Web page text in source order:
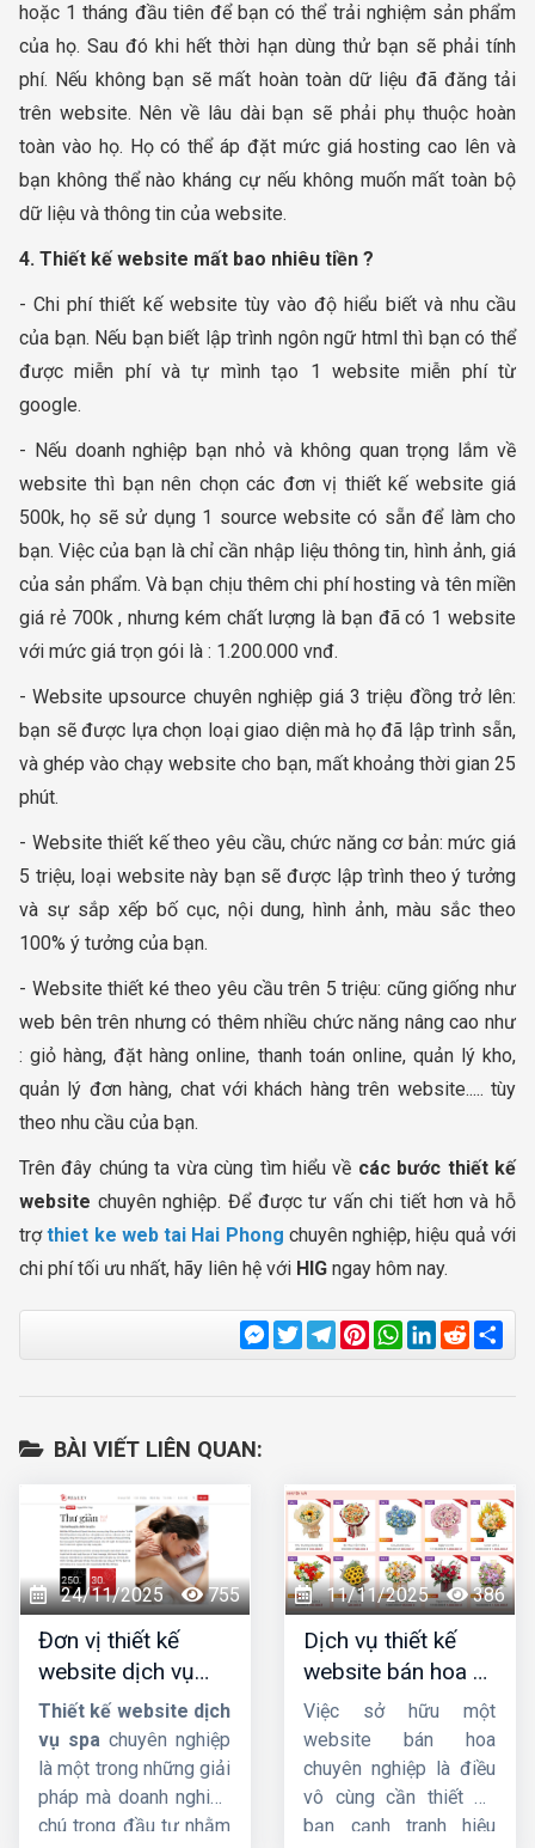
hoặc 1 tháng đầu tiên để bạn có thể trải nghiệm sản phẩm
của họ. Sau đó khi hết thời hạn dùng thử bạn sẽ phải tính
phí. Nếu không bạn sẽ mất hoàn toàn dữ liệu đã đăng tải
trên website. Nên về lâu dài bạn sẽ phải phụ thuộc hoàn
toàn vào họ. Họ có thể áp đặt mức giá hosting cao lên và
bạn không thể nào kháng cự nếu không muốn mất toàn bộ
dữ liệu và thông tin của website.
4. Thiết kế website mất bao nhiêu tiền ?
- Chi phí thiết kế website tùy vào độ hiểu biết và nhu cầu
của bạn. Nếu bạn biết lập trình ngôn ngữ html thì bạn có thể
được miễn phí và tự mình tạo 1 website miễn phí từ
google.
- Nếu doanh nghiệp bạn nhỏ và không quan trọng lắm về
website thì bạn nên chọn các đơn vị thiết kế website giá
500k, họ sẽ sử dụng 1 source website có sẵn để làm cho
bạn. Việc của bạn là chỉ cần nhập liệu thông tin, hình ảnh, giá
của sản phẩm. Và bạn chịu thêm chi phí hosting và tên miền
giá rẻ 700k , nhưng kém chất lượng là bạn đã có 1 website
với mức giá trọn gói là : 1.200.000 vnđ.
- Website upsource chuyên nghiệp giá 3 triệu đồng trở lên:
bạn sẽ được lựa chọn loại giao diện mà họ đã lập trình sẵn,
và ghép vào chạy website cho bạn, mất khoảng thời gian 25
phút.
- Website thiết kế theo yêu cầu, chức năng cơ bản: mức giá
5 triệu, loại website này bạn sẽ được lập trình theo ý tưởng
và sự sắp xếp bố cục, nội dung, hình ảnh, màu sắc theo
100% ý tưởng của bạn.
- Website thiết ké theo yêu cầu trên 5 triệu: cũng giống như
web bên trên nhưng có thêm nhiều chức năng nâng cao như
: giỏ hàng, đặt hàng online, thanh toán online, quản lý kho,
quản lý đơn hàng, chat với khách hàng trên website..... tùy
theo nhu cầu của bạn.
Trên đây chúng ta vừa cùng tìm hiểu về các bước thiết kế
website chuyên nghiệp. Để được tư vấn chi tiết hơn và hỗ
trợthiet ke web tai Hai Phong chuyên nghiệp, hiệu quả với
chi phí tối ưu nhất, hãy liên hệ với HIG ngay hôm nay.
Messenger
TwitterTelegram
Pinterest
WhatsApp
LinkedIn
Reddit
BÀI VIẾT LIÊN QUAN:
24/11/2025 755
Đơn vị thiết kế
website dịch vụ
spa uy tín, chuyên
nghiệp, chuẩn SEO
Thiết kế website dịch
vụ spa chuyên nghiệp
là một trong những giải
pháp mà doanh nghiệp
chú trọng đầu tư nhằm
11/11/2025 386
Dịch vụ thiết kế
website bán hoa uy
tín, chuyên nghiệp,
giao diện đẹp
Việc sở hữu một
website bán hoa
chuyên nghiệp là điều
vô cùng cần thiết để
bạn cạnh tranh hiệu